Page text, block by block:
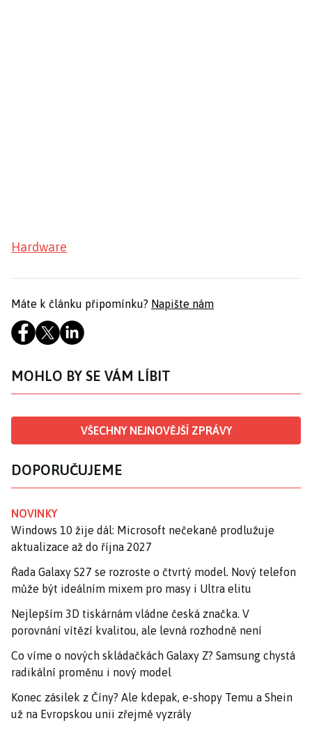
Hardware
Máte k článku připomínku? Napište nám
MOHLO BY SE VÁM LÍBIT
VŠECHNY NEJNOVĚJŠÍ ZPRÁVY
DOPORUČUJEME
NOVINKY
Windows 10 žije dál: Microsoft nečekaně prodlužuje
aktualizace až do října 2027
Řada Galaxy S27 se rozroste o čtvrtý model. Nový telefon
může být ideálním mixem pro masy i Ultra elitu
Nejlepším 3D tiskárnám vládne česká značka. V
porovnání vítězí kvalitou, ale levná rozhodně není
Co víme o nových skládačkách Galaxy Z? Samsung chystá
radikální proměnu i nový model
Konec zásilek z Číny? Ale kdepak, e-shopy Temu a Shein
už na Evropskou unii zřejmě vyzrály